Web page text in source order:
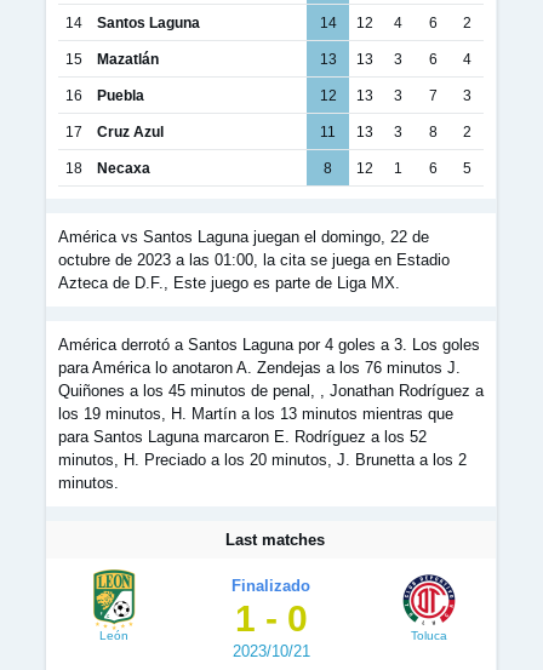
14 Santos Laguna 14 12 4 6 2
15 Mazatlán 13 13 3 6 4
16 Puebla 12 13 3 7 3
17 Cruz Azul 11 13 3 8 2
18 Necaxa 8 12 1 6 5
América vs Santos Laguna juegan el domingo, 22 de
octubre de 2023 a las 01:00, la cita se juega en Estadio
Azteca de D.F., Este juego es parte de Liga MX.
América derrotó a Santos Laguna por 4 goles a 3. Los goles
para América lo anotaron A. Zendejas a los 76 minutos J.
Quiñones a los 45 minutos de penal, , Jonathan Rodríguez a
los 19 minutos, H. Martín a los 13 minutos mientras que
para Santos Laguna marcaron E. Rodríguez a los 52
minutos, H. Preciado a los 20 minutos, J. Brunetta a los 2
minutos.
Last matches
León
Finalizado
1 - 0
2023/10/21
Toluca